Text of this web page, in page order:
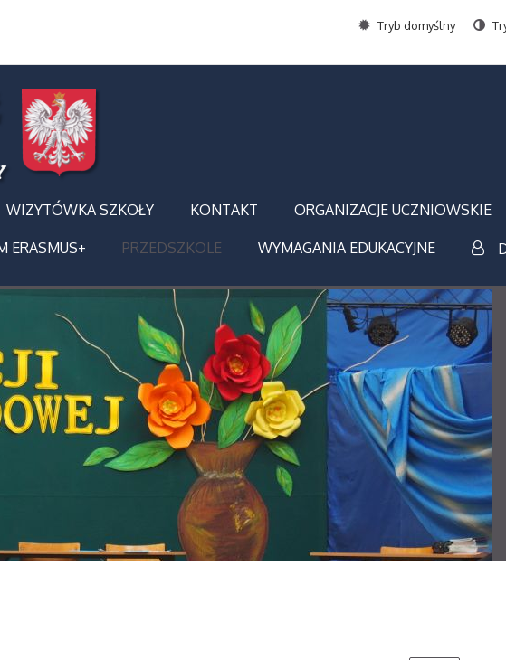
Tryb domyślny
WIZYTÓWKA SZKOŁY KONTAKT ORGANIZACJE UCZNIOWSKIE
ERASMUS+ PRZEDSZKOLE WYMAGANIA EDUKACYJNE